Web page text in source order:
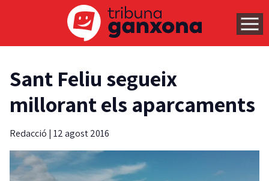
Sant Feliu segueix
millorant els aparcaments
Redacció | 12 agost 2016